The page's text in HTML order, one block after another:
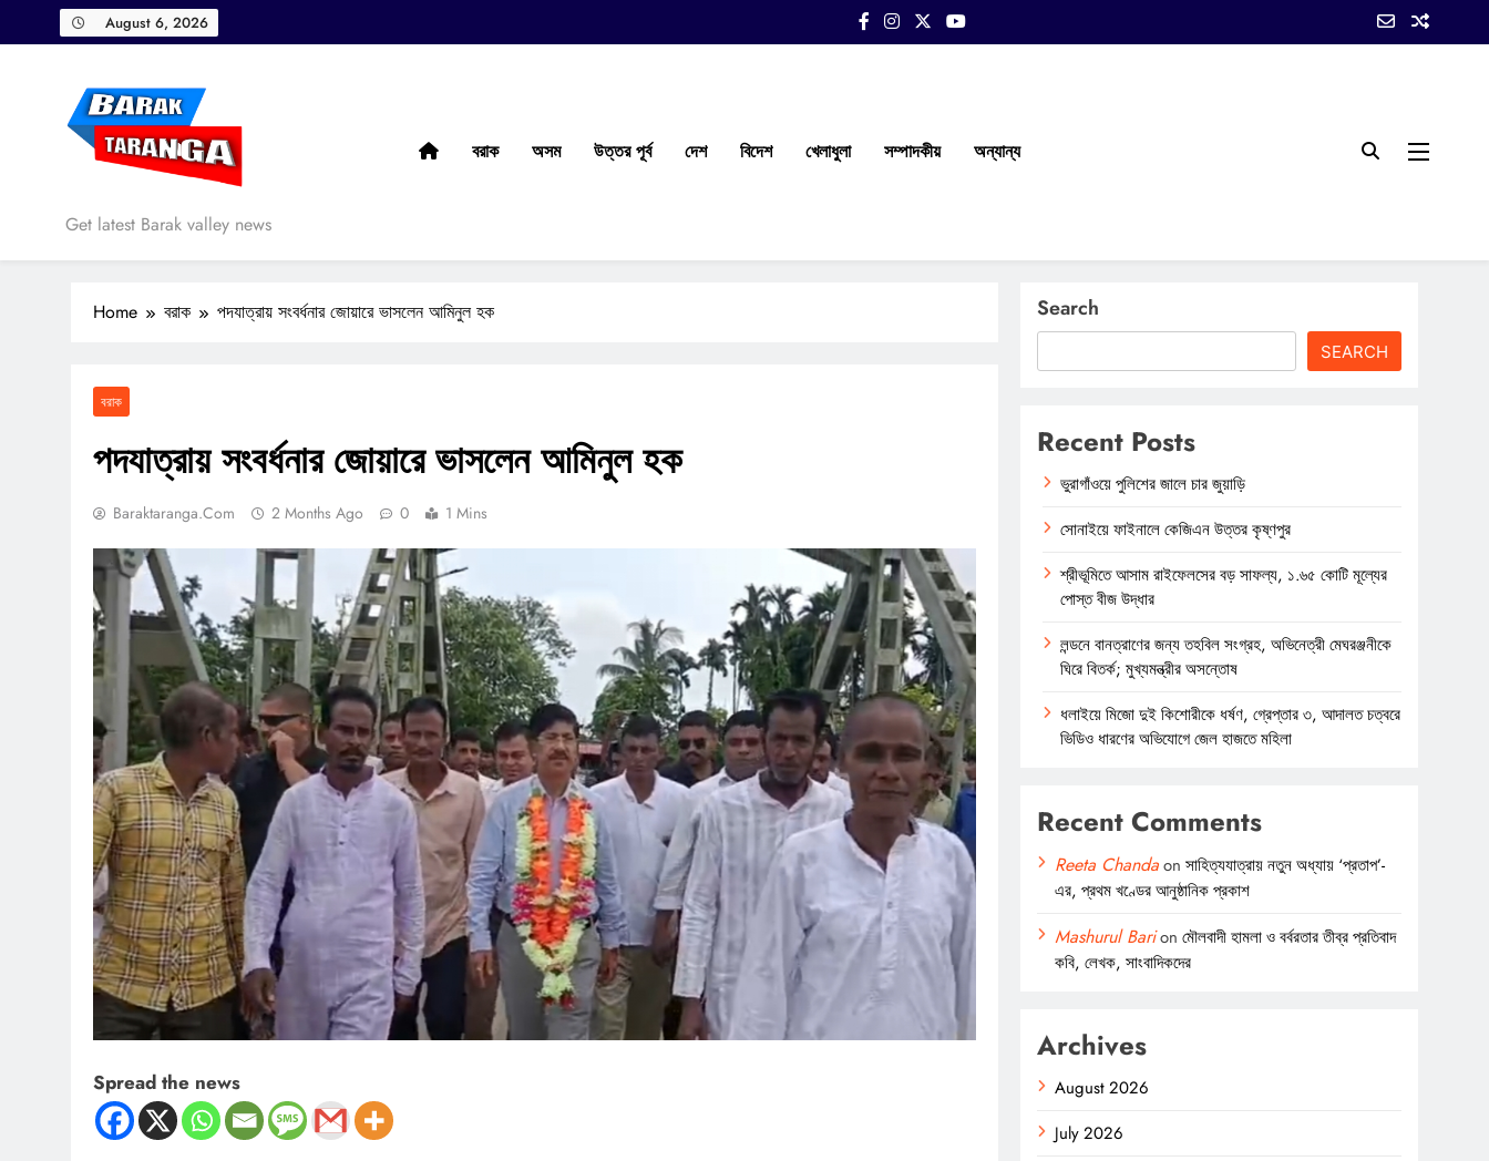
to
August 6, 2026
Barak Taranga
Get latest Barak valley news
বরাক অসম উত্তর পূর্ব দেশ বিদেশ খেলাধুলা সম্পাদকীয় অন্যান্য
Home বরাক পদযাত্রায় সংবর্ধনার জোয়ারে ভাসলেন আমিনুল হক
বরাক
পদযাত্রায় সংবর্ধনার জোয়ারে ভাসলেন আমিনুল হক
Baraktaranga.com 2 Months Ago 0 1 Mins
Spread the news
Search
SEARCH
Recent Posts
ভুরাগাঁওয়ে পুলিশের জালে চার জুয়াড়ি
সোনাইয়ে ফাইনালে কেজিএন উত্তর কৃষ্ণপুর
শ্রীভূমিতে আসাম রাইফেলসের বড় সাফল্য, ১.৬৫ কোটি মূল্যের
পোস্ত বীজ উদ্ধার
লন্ডনে বানত্রাণের জন্য তহবিল সংগ্রহ, অভিনেত্রী মেঘরঞ্জনীকে
ঘিরে বিতর্ক; মুখ্যমন্ত্রীর অসন্তোষ
ধলাইয়ে মিজো দুই কিশোরীকে ধর্ষণ, গ্রেপ্তার ৩, আদালত চত্বরে
ভিডিও ধারণের অভিযোগে জেল হাজতে মহিলা
Recent Comments
Reeta Chandaonসাহিত্যযাত্রায় নতুন অধ্যায় ‘প্রতাপ’-
এর, প্রথম খণ্ডের আনুষ্ঠানিক প্রকাশ
Mashurul Barionমৌলবাদী হামলা ও বর্বরতার তীব্র প্রতিবাদ
কবি, লেখক, সাংবাদিকদের
Archives
August 2026
July 2026